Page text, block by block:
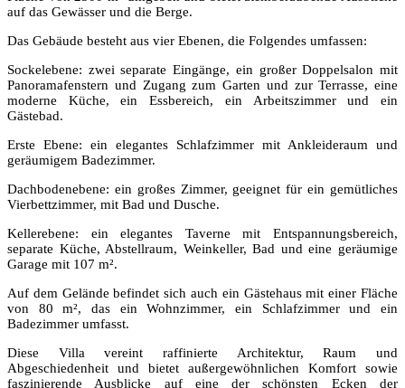
auf das Gewässer und die Berge.
Das Gebäude besteht aus vier Ebenen, die Folgendes umfassen:
Sockelebene: zwei separate Eingänge, ein großer Doppelsalon mit
Panoramafenstern und Zugang zum Garten und zur Terrasse, eine
moderne Küche, ein Essbereich, ein Arbeitszimmer und ein
Gästebad.
Erste Ebene: ein elegantes Schlafzimmer mit Ankleideraum und
geräumigem Badezimmer.
Dachbodenebene: ein großes Zimmer, geeignet für ein gemütliches
Vierbettzimmer, mit Bad und Dusche.
Kellerebene: ein elegantes Taverne mit Entspannungsbereich,
separate Küche, Abstellraum, Weinkeller, Bad und eine geräumige
Garage mit 107 m².
Auf dem Gelände befindet sich auch ein Gästehaus mit einer Fläche
von 80 m², das ein Wohnzimmer, ein Schlafzimmer und ein
Badezimmer umfasst.
Diese Villa vereint raffinierte Architektur, Raum und
Abgeschiedenheit und bietet außergewöhnlichen Komfort sowie
faszinierende Ausblicke auf eine der schönsten Ecken der